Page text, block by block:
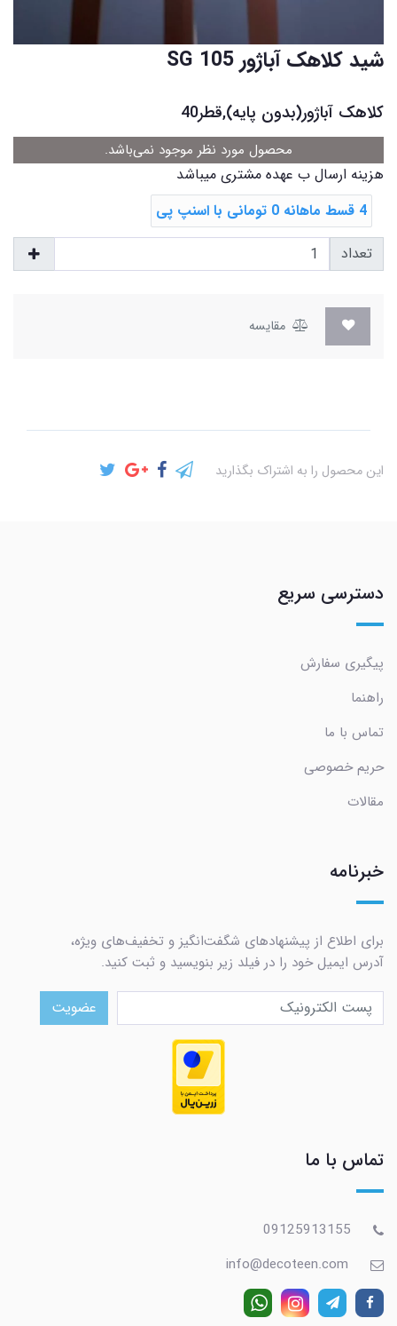
شید کلاهک آباژور SG 105
کلاهک آباژور(بدون پایه),قطر40
محصول مورد نظر موجود نمی‌باشد.
هزینه ارسال ب عهده مشتری میباشد
4 قسط ماهانه 0 تومانی با اسنپ ‌پی
تعداد
مقایسه
این محصول را به اشتراک بگذارید
دسترسی سریع
پیگیری سفارش
راهنما
تماس با ما
حریم خصوصی
مقالات
خبرنامه
برای اطلاع از پیشنهادهای شگفت‌انگیز و تخفیف‌های ویژه،
آدرس ایمیل خود را در فیلد زیر بنویسید و ثبت کنید.
عضویت
تماس با ما